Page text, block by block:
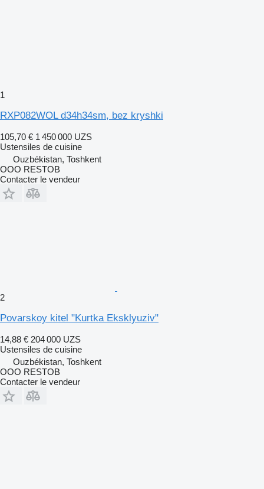
1
RXP082WOL d34h34sm, bez kryshki
105,70 € 1 450 000 UZS
Ustensiles de cuisine
Ouzbékistan, Toshkent
OOO RESTOB
Contacter le vendeur
2
Povarskoy kitel "Kurtka Eksklyuziv"
14,88 € 204 000 UZS
Ustensiles de cuisine
Ouzbékistan, Toshkent
OOO RESTOB
Contacter le vendeur